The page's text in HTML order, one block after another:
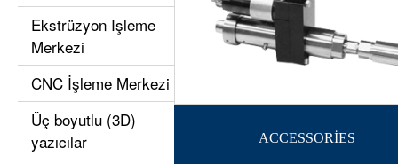
ACCESSORİES
Ekstrüzyon Işleme
Merkezi
CNC İşleme Merkezi
Üç boyutlu (3D)
yazıcılar